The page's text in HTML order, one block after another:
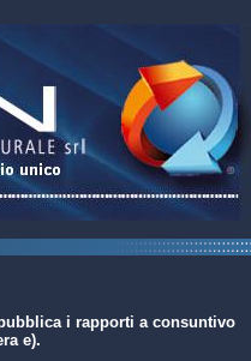
i rapporti a consuntivo
e).